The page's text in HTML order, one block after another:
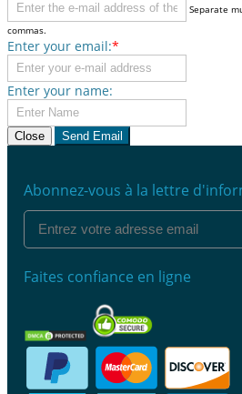
Separate
commas.
Enter your email:*
Enter your name:
Close Send Email
Abonnez-vous à la lettre
Faites confiance en ligne